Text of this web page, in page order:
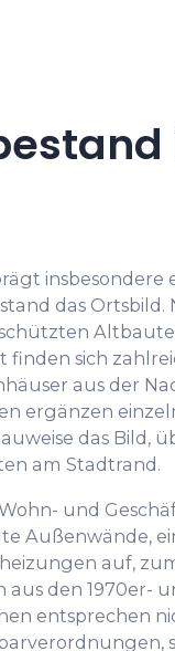
insbesondere
das Ortsbild.
sich
aus der
ergänzen
das Bild,
am Stadtrand.
und
Außenwände,
auf,
aus den 1970er-
entsprechen